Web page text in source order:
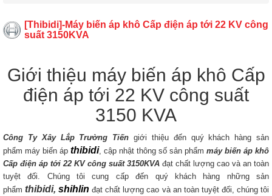
[Thibidi]-Máy biến áp khô Cấp điện áp tới 22 KV công
suất 3150KVA
Giới thiệu máy biến áp khô Cấp
điện áp tới 22 KV công suất
3150 KVA
Công Ty Xây Lắp Trường Tiến giới thiệu đến quý khách hàng sản
phẩm máy biến áp thibidi, cập nhật thông số sản phẩm máy biến áp khô
Cấp điện áp tới 22 KV​ công suất 3150KVA đạt chất lượng cao và an toàn
tuyệt đối. Chúng tôi cung cấp đến quý khách hàng những sản
phẩmthibidi,shihlin đạt chất lượng cao và an toàn tuyệt đối, chúng tôi